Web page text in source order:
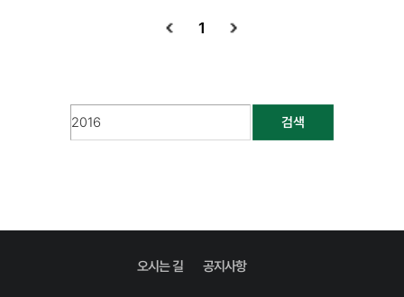
1
검색
오시는 길 공지사항